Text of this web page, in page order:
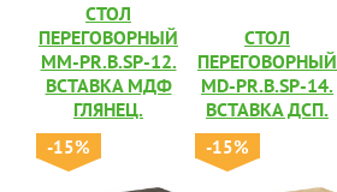
СТОЛ
ПЕРЕГОВОРНЫЙ
MM-PR.B.SP-12.
ВСТАВКА МДФ
ГЛЯНЕЦ.
-15%
СТОЛ
ПЕРЕГОВОРНЫЙ
MD-PR.B.SP-14.
ВСТАВКА ДСП.
-15%